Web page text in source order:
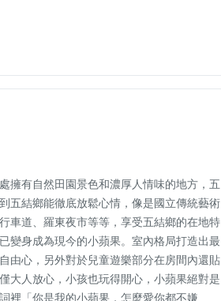
擁有自然田園景色和濃厚人情味的地方，五
五結鄉能徹底放鬆心情，像是國立傳統藝術
車道、羅東夜市等等，享受五結鄉的在地特
變身成為現今的小蘋果。室內格局打造出最
由心，另外對於兒童遊樂部分在房間內還貼
大人放心，小孩也玩得開心，小蘋果絕對是
裡「你是我的小蘋果，怎麼愛你都不嫌